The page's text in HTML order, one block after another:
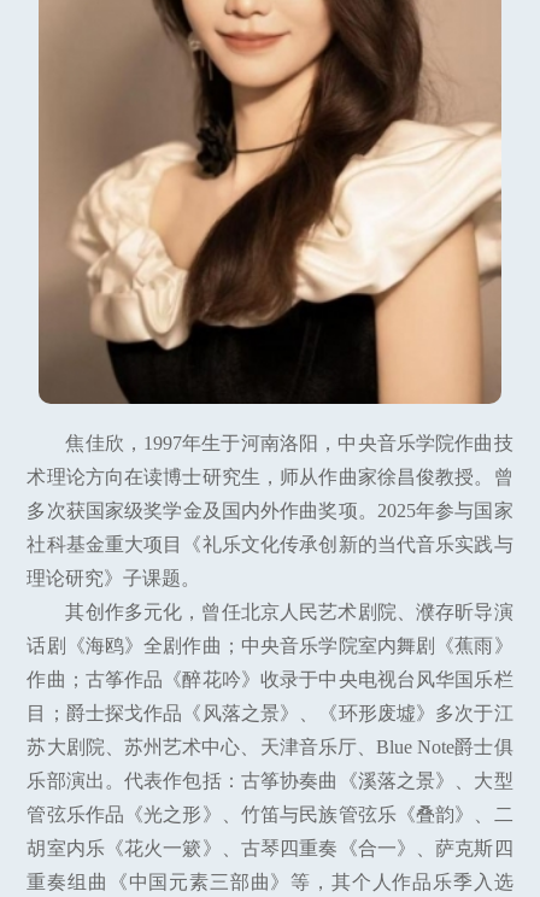
焦佳欣，1997年生于河南洛阳，中央音乐学院作曲技
术理论方向在读博士研究生，师从作曲家徐昌俊教授。曾
多次获国家级奖学金及国内外作曲奖项。2025年参与国家
社科基金重大项目《礼乐文化传承创新的当代音乐实践与
理论研究》子课题。
其创作多元化，曾任北京人民艺术剧院、濮存昕导演
话剧《海鸥》全剧作曲；中央音乐学院室内舞剧《蕉雨》
作曲；古筝作品《醉花吟》收录于中央电视台风华国乐栏
目；爵士探戈作品《风落之景》、《环形废墟》多次于江
苏大剧院、苏州艺术中心、天津音乐厅、Blue Note爵士俱
乐部演出。代表作包括：古筝协奏曲《溪落之景》、大型
管弦乐作品《光之形》、竹笛与民族管弦乐《叠韵》、二
胡室内乐《花火一簌》、古琴四重奏《合一》、萨克斯四
重奏组曲《中国元素三部曲》等，其个人作品乐季入选